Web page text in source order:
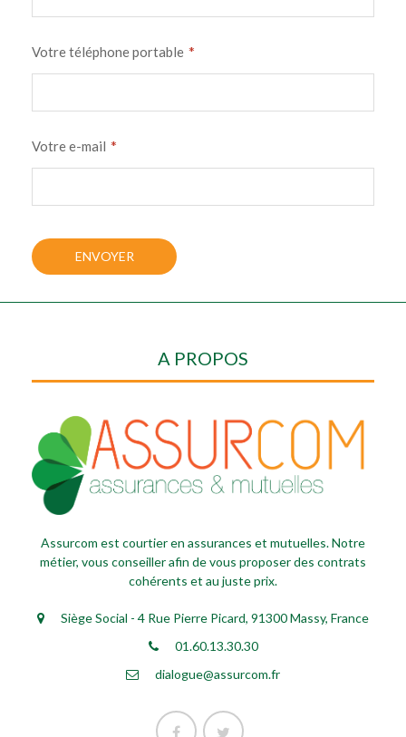
Votre téléphone portable *
Votre e-mail *
A PROPOS
Assurcom est courtier en assurances et mutuelles. Notre
métier, vous conseiller afin de vous proposer des contrats
cohérents et au juste prix.
Siège Social - 4 Rue Pierre Picard, 91300 Massy, France
01.60.13.30.30
dialogue@assurcom.fr